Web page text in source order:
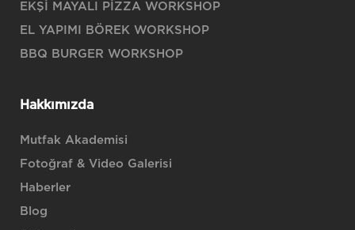
EKŞİ MAYALI PİZZA WORKSHOP
EL YAPIMI BÖREK WORKSHOP
BBQ BURGER WORKSHOP
Hakkımızda
Mutfak Akademisi
Fotoğraf & Video Galerisi
Haberler
Blog